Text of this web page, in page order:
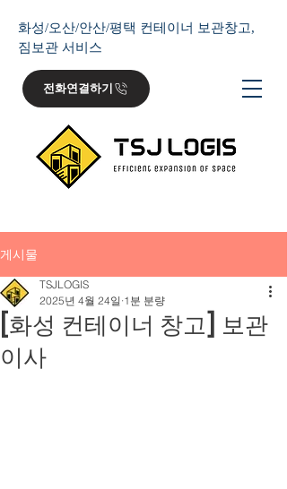
전화연결하기
화성/오산/안산/평택 컨테이너 보관창고,
짐보관 서비스
게시물
[화성 컨테이너 창고] 보관
이사
TSJLOGIS
2025년 4월 24일 1분 분량